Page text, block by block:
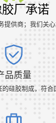
厂承诺
供商；我们关心
品质量
硅胶制成，符合